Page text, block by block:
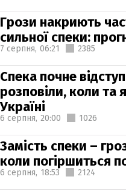
Грози накриють
сильної спеки:
7 серпня, 06:21 2385
Спека почне
розповіли, коли та
Україні
6 серпня, 20:00 1026
Замість спеки –
коли погіршиться
6 серпня, 18:53 2124